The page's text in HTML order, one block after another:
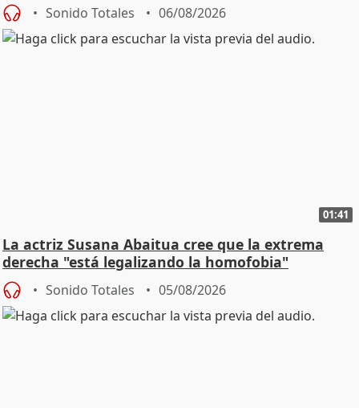
Sonido Totales 06/08/2026
01:41
La actriz Susana Abaitua cree que la extrema
derecha "está legalizando la homofobia"
Sonido Totales 05/08/2026